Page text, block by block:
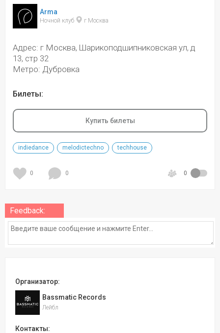
Arma
Ночной клуб г Москва
Адрес: г Москва, Шарикоподшипниковская ул, д
13, стр 32
Метро: Дубровка
Билеты:
Купить билеты
indiedance melodictechno techhouse
0 0 0
Feedback:
Организатор:
Bassmatic Records
Лейбл
Контакты: